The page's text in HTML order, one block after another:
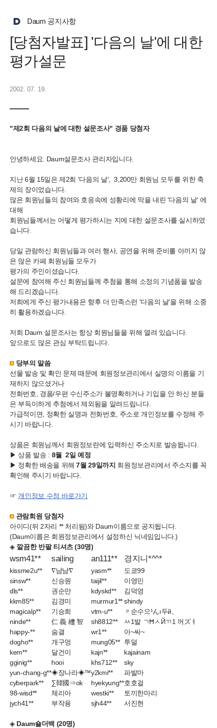
Daum 공지사항
[당첨자발표] '다음의 날'에 대한
평가설문
2002. 07. 19.
"제2회 다음의 날에 대한 설문조사" 경품 당첨자
안녕하세요. Daum설문조사 관리자입니다.
지난 6월 15일은 제2회 '다음의 날', 3,200만 회원님 모두를 위한 축
제의 장이었습니다.
많은 회원님들의 참여와 호응속에 성황리에 막을 내린 '다음의 날' 에
대해
회원님들께서는 어떻게 평가하시는 지에 대한 설문조사를 실시하였
습니다.
당일 관람하신 회원님들과 여러 행사, 공연을 위해 준비를 아끼지 않
은 많은 카페 회원님들 모두가
평가의 주인이셨습니다.
설문에 참여해 주신 회원님들께 추첨을 통해 소정의 기념품을 발송
해 드리겠습니다.
저희에게 주신 평가내용은 향후 더 만족스런 '다음의 날'을 위해 소중
히 활용하겠습니다.
저희 Daum 설문조사는 항상 회원님들을 위해 열려 있습니다.
앞으로도 많은 관심 부탁드립니다.
당부의 말씀
선물 발송 및 확인 문제 때문에 회원정보관리에서 실명의 이름을 기
재하지 않으셨거나
전화번호, 경품/우편 수신주소가 불명확하거나 기입을 안 하신 분들
은 부득이하게 추첨에서 제외됨을 알려드립니다.
가급적이면, 정확한 실명과 전화번호, 주소로 개인정보를 수정해 주
시기 바랍니다.
상품은 회원님께서 회원정보란에 입력하신 주소지로 발송됩니다.
▶ 상품 발송 : 8월 2일 예정
▶ 정확한 배송을 위해7월 29일까지 회원정보관리에서 주소지를 꼭
확인해 주시기 바랍니다.
☞ 개인정보 수정 바로가기
관람회원 당첨자
아이디(뒤 2자리 ** 처리됨)와 Daum이름으로 공지됩니다.
(Daum이름은 회원정보관리에서 설정하신 닉네임입니다.)
◈깔끔한 반팔 티셔츠 (30명)
wsm41** sailing an111** 경지니*^^*
kissme2u** ∇냠냠∇ yasm**
도쿄99
sinsw**
신승원 taijil**
이영민
dls**
권순만 kdyskd**
김덕영
kkm85**
김경미 murmur1**shindy
magicalp**
기승희 vtm-u**
〃순수으¹んı두й、
ninde**
仁 義 禮 智 sh8812**
ㅆ1발 ㄱĦㅅЙㄲ1 꺼ズㅕ
happy-**
숨결 wr1**
아~싸~
dogho**
개구멍 mung05**
투덜
kem**
달건이 kajn**
kajainam
gginig**
hooi khs712**
sky
yun-chang-g**◈장나라◈™y2kmi**
파발마
cyberpark**
∑韓國⇒ok hyekyung**호호걸
98-wisd**
체리아 westki**
토끼한마리
jych41**
부작용 sjh44** 서진현
◈Daum숄더백 (20명)